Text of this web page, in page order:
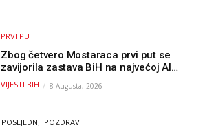
PRVI PUT
Zbog četvero Mostaraca prvi put se
zavijorila zastava BiH na najvećoj AI
olimpijadi, a sada je njihov mentor
postao član komiteta Međunarodne
VIJESTI BIH 8 Augusta, 2026
POSLJEDNJI POZDRAV